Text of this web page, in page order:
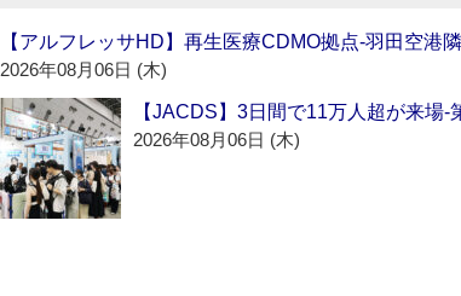
【アルフレッサHD】再生医療CDMO拠点‐羽田空港
2026年08月06日 (木)
【JACDS】3日間で11万人超が来場
2026年08月06日 (木)